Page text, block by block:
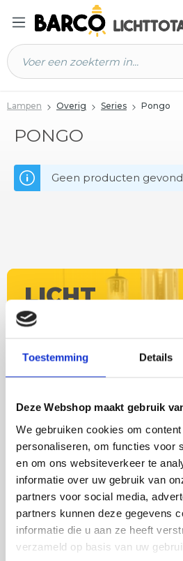
Toestemming Details
Deze Webshop maakt gebruik
We gebruiken cookies om
personaliseren, om functies voor
en om ons websiteverkeer te
informatie over uw gebruik van
partners voor social media,
partners kunnen deze gegevens
informatie die u aan ze heeft
verzameld op basis van uw
hoofdinhoud
Lampen Overig Series Pongo
PONGO
Geen producten
LICHT
ADVIES
Raadpleeg adviseur
WINKEL
BEZOEKEN
Routebeschrijving
HELPDESK